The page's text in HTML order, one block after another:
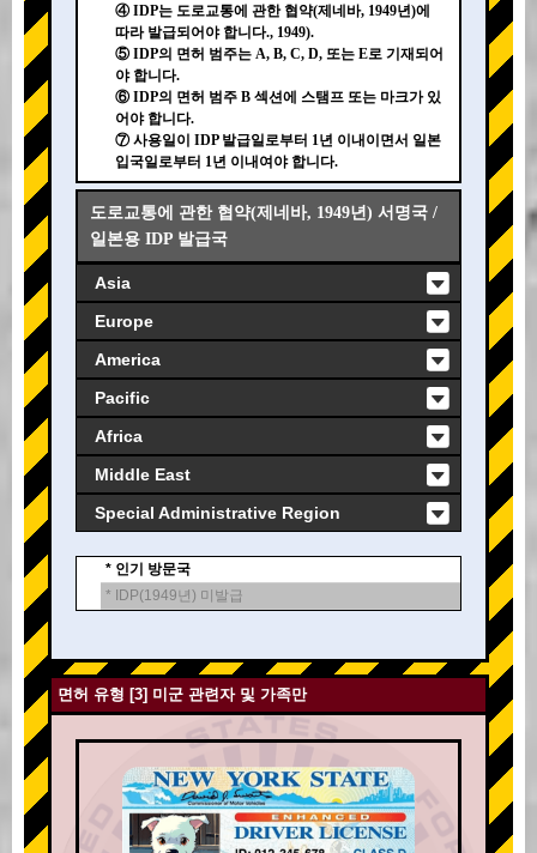
④ IDP는 도로교통에 관한 협약(제네바, 1949년)에
따라 발급되어야 합니다., 1949).
⑤ IDP의 면허 범주는 A, B, C, D, 또는 E로 기재되어
야 합니다.
⑥ IDP의 면허 범주 B 섹션에 스탬프 또는 마크가 있
어야 합니다.
⑦ 사용일이 IDP 발급일로부터 1년 이내이면서 일본
입국일로부터 1년 이내여야 합니다.
도로교통에 관한 협약(제네바, 1949년) 서명국 /
일본용 IDP 발급국
Asia
Europe
America
Pacific
Africa
Middle East
Special Administrative Region
* 인기 방문국
* IDP(1949년) 미발급
면허 유형 [3] 미군 관련자 및 가족만